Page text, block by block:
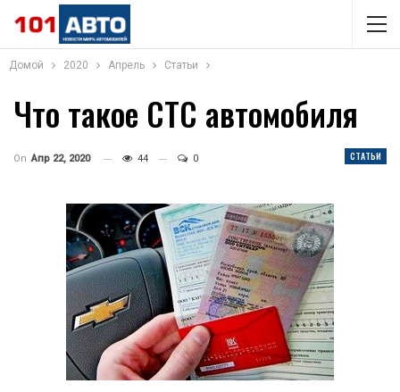
Домой 2020 Апрель Статьи
Что такое СТС автомобиля
СТАТЬИ
On Апр 22, 2020 44 0